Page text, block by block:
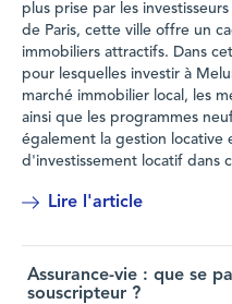
plus prise par les
de Paris, cette ville offre un
immobiliers attractifs. Dans
pour lesquelles investir à
marché immobilier local, les
ainsi que les programmes
également la gestion locative
d'investissement locatif dans
Lire l'article
Assurance-vie : que se
souscripteur ?